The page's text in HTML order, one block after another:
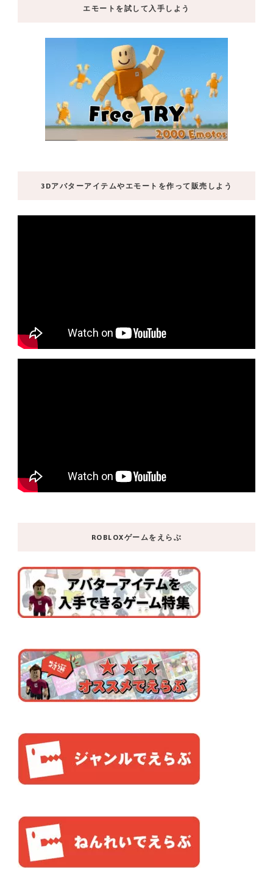
エモートを試して入手しよう
3Dアバターアイテムやエモートを作って販売しよう
ROBLOXゲームをえらぶ